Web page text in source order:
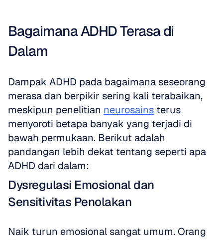
Bagaimana ADHD Terasa di
Dalam
Dampak ADHD pada bagaimana seseorang
merasa dan berpikir sering kali terabaikan,
meskipun penelitian neurosains terus
menyoroti betapa banyak yang terjadi di
bawah permukaan. Berikut adalah
pandangan lebih dekat tentang seperti apa
ADHD dari dalam:
Dysregulasi Emosional dan
Sensitivitas Penolakan
Naik turun emosional sangat umum. Orang